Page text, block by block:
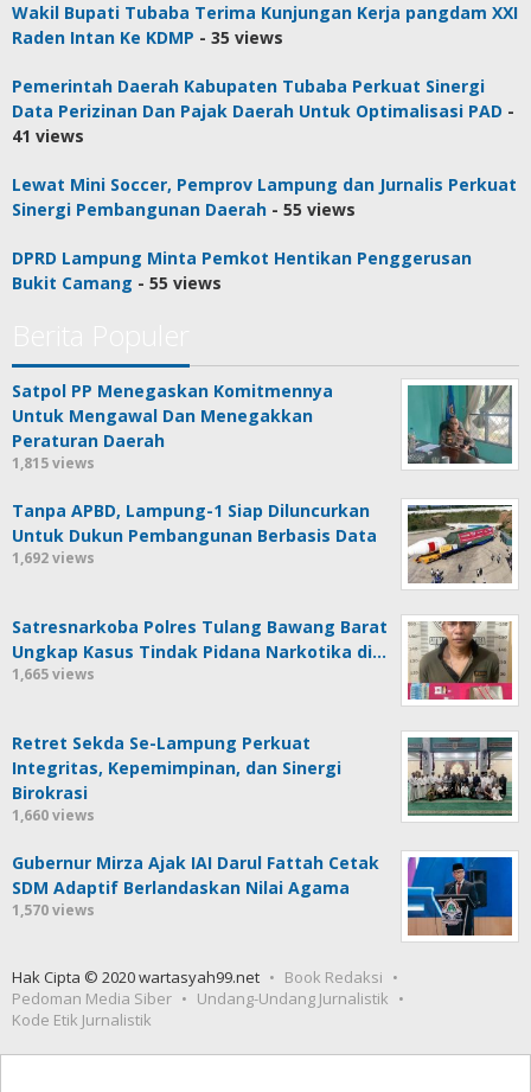
Wakil Bupati Tubaba Terima Kunjungan Kerja pangdam XXI
Raden Intan Ke KDMP - 35 views
Pemerintah Daerah Kabupaten Tubaba Perkuat Sinergi
Data Perizinan Dan Pajak Daerah Untuk Optimalisasi PAD -
41 views
Lewat Mini Soccer, Pemprov Lampung dan Jurnalis Perkuat
Sinergi Pembangunan Daerah - 55 views
DPRD Lampung Minta Pemkot Hentikan Penggerusan
Bukit Camang - 55 views
Satpol PP Menegaskan Komitmennya
Untuk Mengawal Dan Menegakkan
Peraturan Daerah
1,815 views
Tanpa APBD, Lampung-1 Siap Diluncurkan
Untuk Dukun Pembangunan Berbasis Data
1,692 views
Satresnarkoba Polres Tulang Bawang Barat
Ungkap Kasus Tindak Pidana Narkotika di…
1,665 views
Retret Sekda Se-Lampung Perkuat
Integritas, Kepemimpinan, dan Sinergi
Birokrasi
1,660 views
Gubernur Mirza Ajak IAI Darul Fattah Cetak
SDM Adaptif Berlandaskan Nilai Agama
1,570 views
Hak Cipta © 2020 wartasyah99.net
Book Redaksi
Pedoman Media Siber
Undang-Undang Jurnalistik
Kode Etik Jurnalistik